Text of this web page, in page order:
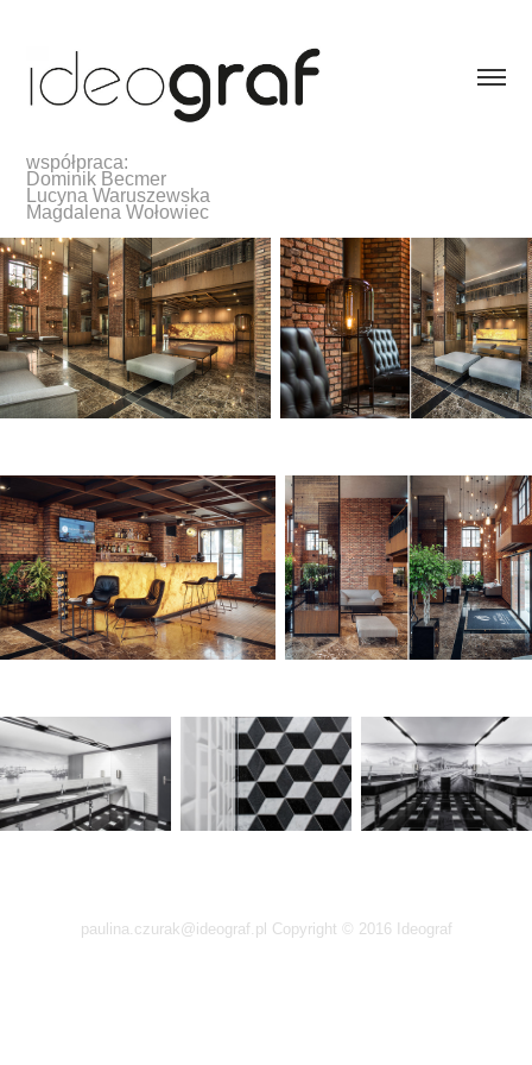
współpraca:
Dominik Becmer
Lucyna Waruszewska
Magdalena Wołowiec
paulina.czurak@ideograf.pl Copyright © 2016 Ideograf